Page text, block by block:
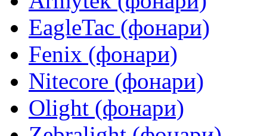
EagleTac (фонари)
Fenix (фонари)
Nitecore (фонари)
Olight (фонари)